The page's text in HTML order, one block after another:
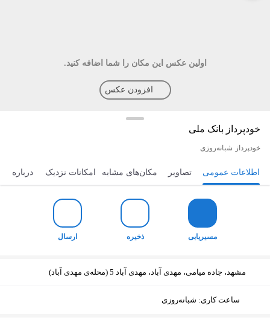
اولین عکس این مکان را شما اضافه کنید.
افزودن عکس
خودپرداز بانک ملی
خودپرداز شبانه‌روزی
مسیریابی ذخیره ارسال اطلاعات عمومی تصاویر مکان‌های مشابه امکانات نزدیک درباره
مسیریابی ذخیره ارسال
مشهد، جاده میامی، مهدی آباد، مهدی آباد 5 (محله‌ی مهدی آباد)
ساعت کاری: شبانه‌روزی